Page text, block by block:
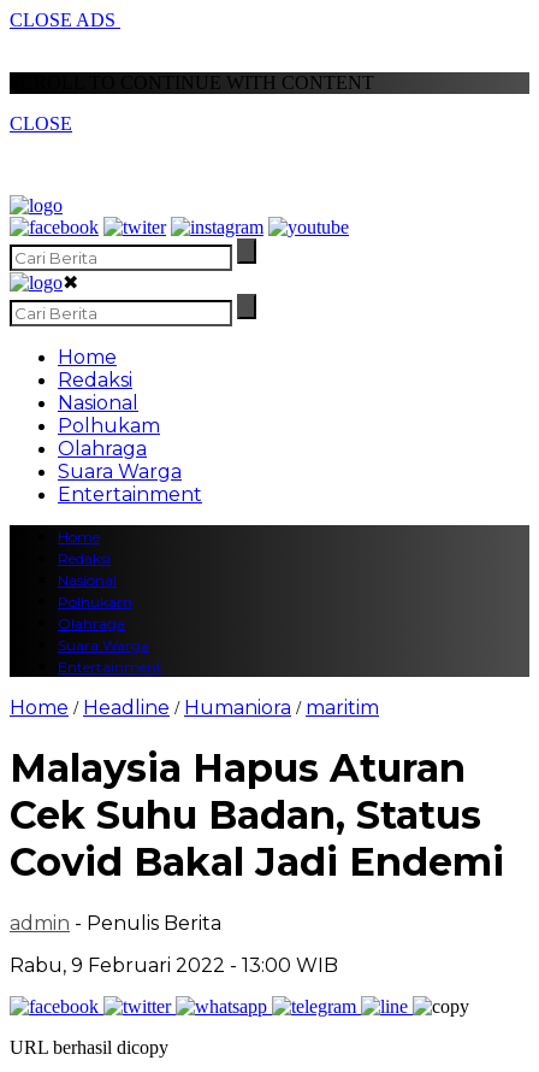
CLOSE ADS
SCROLL TO CONTINUE WITH CONTENT
CLOSE
✖
Home
Redaksi
Nasional
Polhukam
Olahraga
Suara Warga
Entertainment
Home
Redaksi
Nasional
Polhukam
Olahraga
Suara Warga
Entertainment
Home / Headline / Humaniora / maritim
Malaysia Hapus Aturan
Cek Suhu Badan, Status
Covid Bakal Jadi Endemi
admin - Penulis Berita
Rabu, 9 Februari 2022 - 13:00 WIB
URL berhasil dicopy